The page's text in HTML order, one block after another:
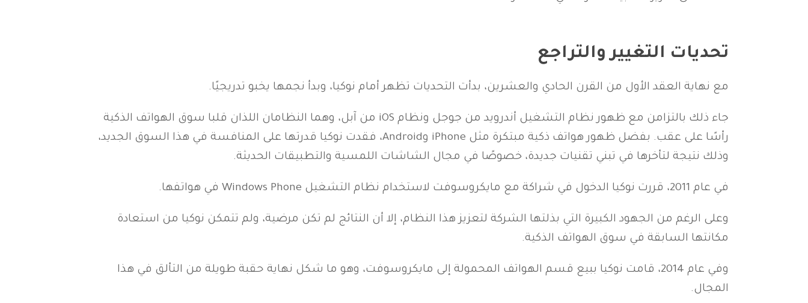
تحديات التغيير والتراجع
مع نهاية العقد الأول من القرن الحادي والعشرين، بدأت التحديات تظهر أمام نوكيا، وبدأ نجمها يخبو تدريجيًا.
جاء ذلك بالتزامن مع ظهور نظام التشغيل أندرويد من جوجل ونظام iOS من آبل، وهما النظامان اللذان قلبا سوق الهواتف الذكية
رأسًا على عقب. بفضل ظهور هواتف ذكية مبتكرة مثل iPhone وAndroid، فقدت نوكيا قدرتها على المنافسة في هذا السوق الجديد،
وذلك نتيجة لتأخرها في تبني تقنيات جديدة، خصوصًا في مجال الشاشات اللمسية والتطبيقات الحديثة.
في عام 2011، قررت نوكيا الدخول في شراكة مع مايكروسوفت لاستخدام نظام التشغيل Windows Phone في هواتفها.
وعلى الرغم من الجهود الكبيرة التي بذلتها الشركة لتعزيز هذا النظام، إلا أن النتائج لم تكن مرضية، ولم تتمكن نوكيا من استعادة
مكانتها السابقة في سوق الهواتف الذكية.
وفي عام 2014، قامت نوكيا ببيع قسم الهواتف المحمولة إلى مايكروسوفت، وهو ما شكل نهاية حقبة طويلة من التألق في هذا
المجال.